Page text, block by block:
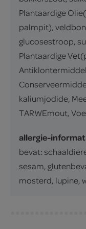
Plantaardige
palmpit),
glucosestroop,
Plantaardige
kaliumjodide,
TARWEmout,
allergie-
bevat:
sesam,
mosterd, lupine,